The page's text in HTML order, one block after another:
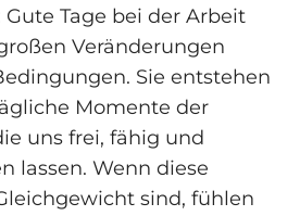
Gute Tage bei der Arbeit
Veränderungen
Sie entstehen
Momente der
uns frei, fähig und
lassen. Wenn diese
sind, fühlen